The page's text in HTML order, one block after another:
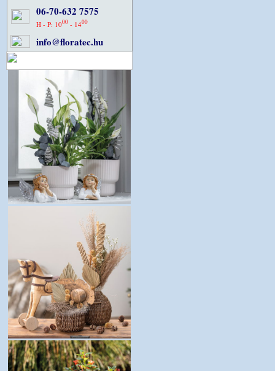
06-70-632 7575
H - P: 1000- 1400
info@floratec.hu